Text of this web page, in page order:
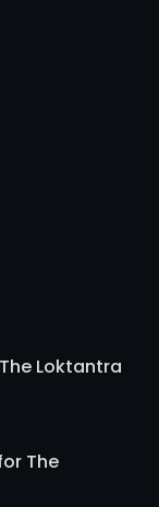
Loktantra
The